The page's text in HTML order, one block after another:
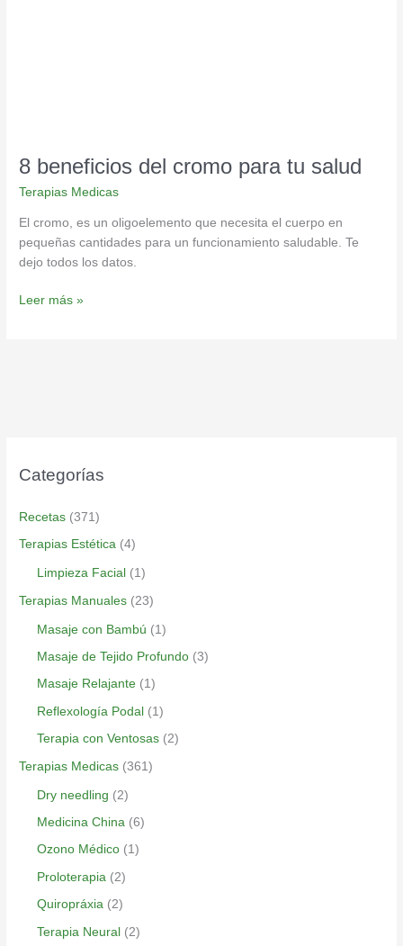
8 beneficios del cromo para tu salud
Terapias Medicas
El cromo, es un oligoelemento que necesita el cuerpo en
pequeñas cantidades para un funcionamiento saludable. Te
dejo todos los datos.
Leer más »
Categorías
Recetas (371)
Terapias Estética (4)
Limpieza Facial (1)
Terapias Manuales (23)
Masaje con Bambú (1)
Masaje de Tejido Profundo (3)
Masaje Relajante (1)
Reflexología Podal (1)
Terapia con Ventosas (2)
Terapias Medicas (361)
Dry needling (2)
Medicina China (6)
Ozono Médico (1)
Proloterapia (2)
Quiropráxia (2)
Terapia Neural (2)